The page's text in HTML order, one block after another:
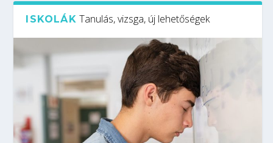
ISKOLÁK Tanulás, vizsga, új lehetőségek